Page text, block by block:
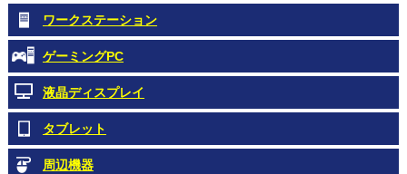
ワークステーション
ゲーミングPC
液晶ディスプレイ
タブレット
周辺機器